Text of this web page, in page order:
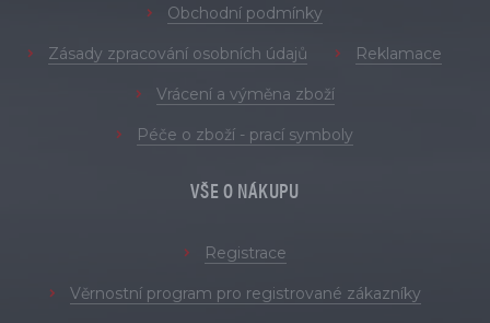
Obchodní podmínky
Zásady zpracování osobních údajů Reklamace
Vrácení a výměna zboží
Péče o zboží - prací symboly
VŠE O NÁKUPU
Registrace
Věrnostní program pro registrované zákazníky